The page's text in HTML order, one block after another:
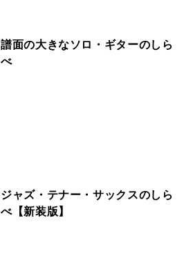
譜面の大きなソロ・ギターのしら
べ
ジャズ・テナー・サックスのしら
べ【新装版】